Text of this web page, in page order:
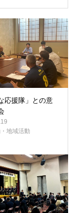
応援隊」との意
地域活動